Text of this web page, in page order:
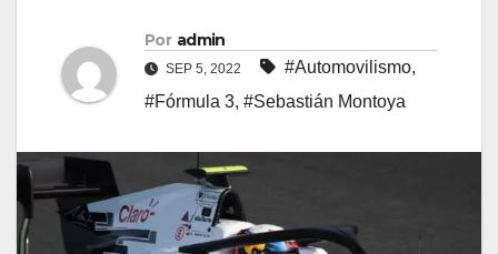
Por admin
SEP 5, 2022 #Automovilismo,
#Fórmula 3, #Sebastián Montoya